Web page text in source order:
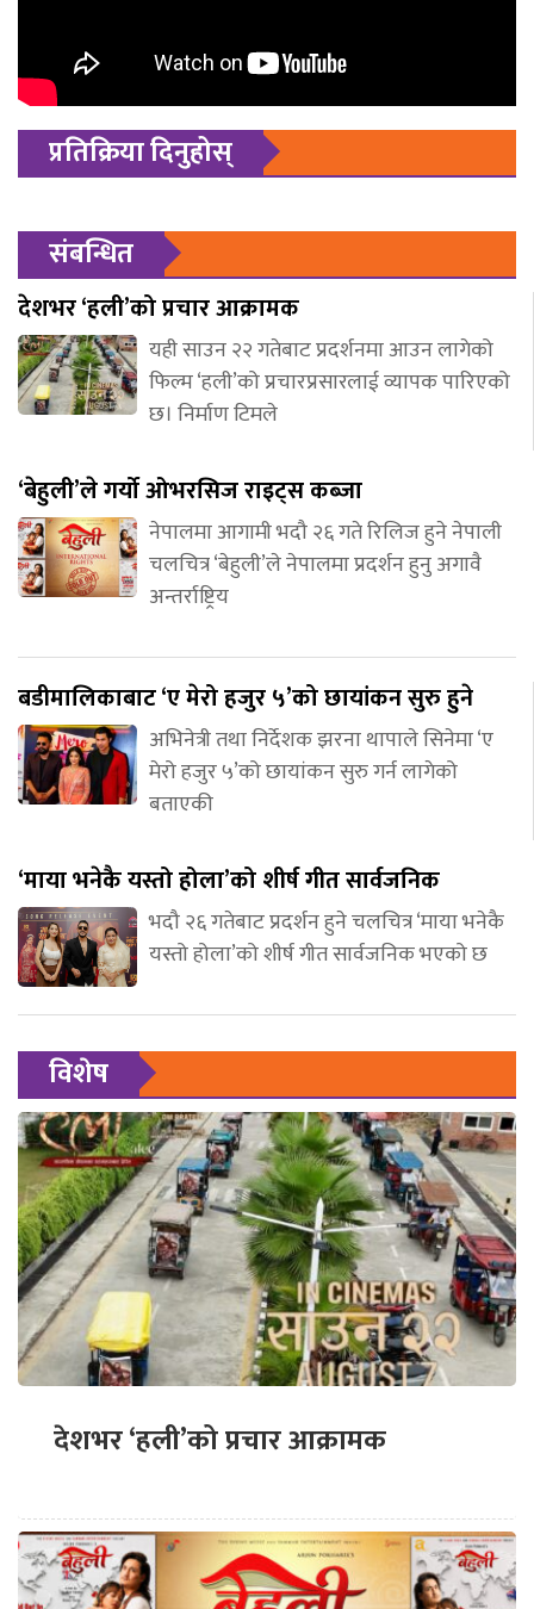
प्रतिक्रिया दिनुहोस्
संबन्धित
देशभर ‘हली’को प्रचार आक्रामक
यही साउन २२ गतेबाट प्रदर्शनमा आउन लागेको
फिल्म ‘हली’को प्रचारप्रसारलाई व्यापक पारिएको
छ। निर्माण टिमले
‘बेहुली’ले गर्यो ओभरसिज राइट्स कब्जा
नेपालमा आगामी भदौ २६ गते रिलिज हुने नेपाली
चलचित्र ‘बेहुली’ले नेपालमा प्रदर्शन हुनु अगावै
अन्तर्राष्ट्रिय
बडीमालिकाबाट ‘ए मेरो हजुर ५’को छायांकन सुरु हुने
अभिनेत्री तथा निर्देशक झरना थापाले सिनेमा ‘ए
मेरो हजुर ५’को छायांकन सुरु गर्न लागेको
बताएकी
‘माया भनेकै यस्तो होला’को शीर्ष गीत सार्वजनिक
भदौ २६ गतेबाट प्रदर्शन हुने चलचित्र ‘माया भनेकै
यस्तो होला’को शीर्ष गीत सार्वजनिक भएको छ
विशेष
देशभर ‘हली’को प्रचार आक्रामक